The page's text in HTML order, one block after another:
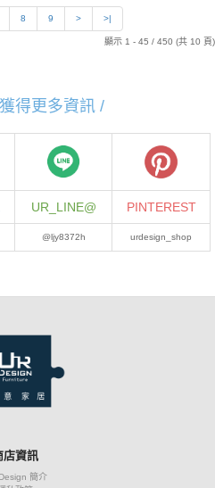
8 9 > >|
顯示 1 - 45 / 450 (共 10 頁)
得更多資訊 /
UR_LINE@ PINTEREST
@ljy8372h urdesign_shop
店資訊
簡介